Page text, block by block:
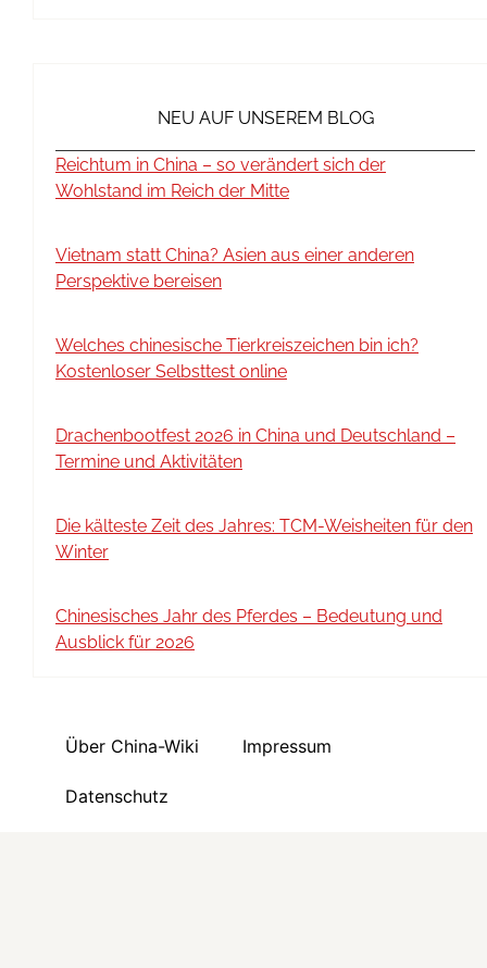
NEU AUF UNSEREM BLOG
Reichtum in China – so verändert sich der
Wohlstand im Reich der Mitte
Vietnam statt China? Asien aus einer anderen
Perspektive bereisen
Welches chinesische Tierkreiszeichen bin ich?
Kostenloser Selbsttest online
Drachenbootfest 2026 in China und Deutschland –
Termine und Aktivitäten
Die kälteste Zeit des Jahres: TCM-Weisheiten für den
Winter
Chinesisches Jahr des Pferdes – Bedeutung und
Ausblick für 2026
Über China-Wiki Impressum
Datenschutz